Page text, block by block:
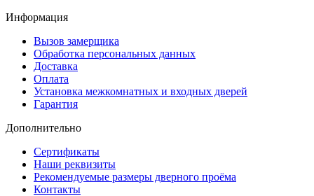
Информация
Вызов замерщика
Обработка персональных данных
Доставка
Оплата
Установка межкомнатных и входных дверей
Гарантия
Дополнительно
Сертификаты
Наши реквизиты
Рекомендуемые размеры дверного проёма
Контакты